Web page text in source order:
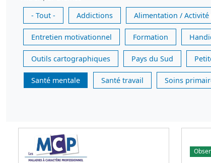
- Tout -
Addictions Alimentation / Activité
Entretien motivationnel Formation
Outils cartographiques Pays du Sud
Santé mentale Santé travail Soins